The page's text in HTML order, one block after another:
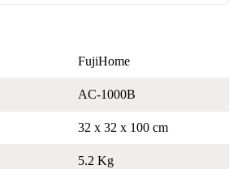
FujiHome
AC-1000B
32 x 32 x 100 cm
5.2 Kg